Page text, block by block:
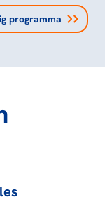
programma